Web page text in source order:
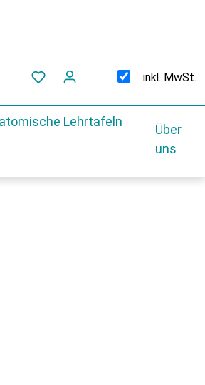
inkl. MwSt.
Lehrtafeln
Über
uns